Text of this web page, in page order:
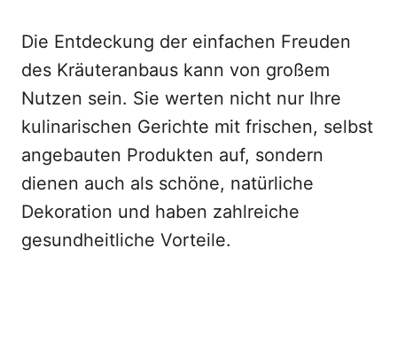
Die Entdeckung der einfachen Freuden
des Kräuteranbaus kann von großem
Nutzen sein. Sie werten nicht nur Ihre
kulinarischen Gerichte mit frischen, selbst
angebauten Produkten auf, sondern
dienen auch als schöne, natürliche
Dekoration und haben zahlreiche
gesundheitliche Vorteile.